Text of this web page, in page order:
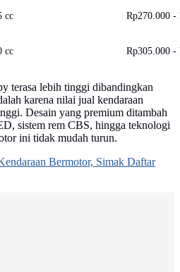
cc Rp270.000 -
cc Rp305.000 -
terasa lebih tinggi dibandingkan
karena nilai jual kendaraan
Desain yang premium ditambah
sistem rem CBS, hingga teknologi
ini tidak mudah turun.
Bermotor, Simak Daftar